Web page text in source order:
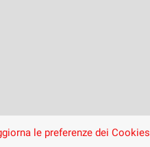
le preferenze dei Cookies